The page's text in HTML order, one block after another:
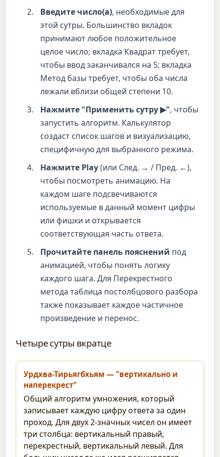
Введите число(а), необходимые для
этой сутры. Большинство вкладок
принимают любое положительное
целое число; вкладка Квадрат требует,
чтобы ввод заканчивался на 5; вкладка
Метод базы требует, чтобы оба числа
лежали вблизи общей степени 10.
Нажмите "Применить сутру ▶", чтобы
запустить алгоритм. Калькулятор
создаст список шагов и визуализацию,
специфичную для выбранного режима.
Нажмите Play(или След. → / Пред. ←),
чтобы посмотреть анимацию. На
каждом шаге подсвечиваются
используемые в данный момент цифры
или фишки и открывается
соответствующая часть ответа.
Прочитайте панель пояснений под
анимацией, чтобы понять логику
каждого шага. Для Перекрестного
метода таблица постолбцового разбора
также показывает каждое частичное
произведение и перенос.
Четыре сутры вкратце
Урдхва-Тирьягбхьям — "вертикально и
наперекрест"
Общий алгоритм умножения, который
записывает каждую цифру ответа за один
проход. Для двух 2-значных чисел он имеет
три столбца: вертикальный правый,
перекрестный, вертикальный левый. Для